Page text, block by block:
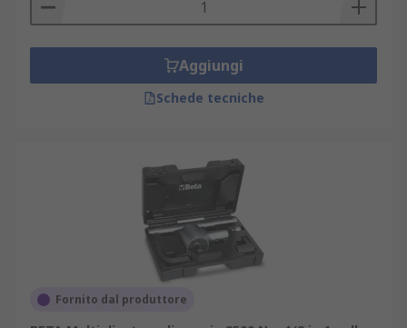
Aggiungi
Schede tecniche
Fornito dal produttore